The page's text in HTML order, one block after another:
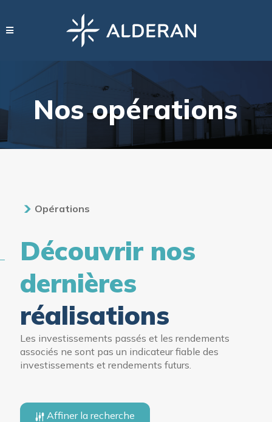
Nos opérations
Opérations
Découvrir nos
dernières
réalisations
Les investissements passés et les rendements
associés ne sont pas un indicateur fiable des
investissements et rendements futurs.
Affiner la recherche